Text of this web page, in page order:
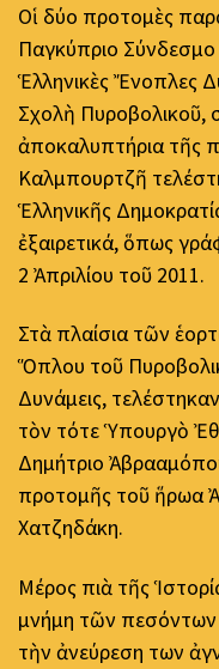
Οἱ δύο προτομὲς
Παγκύπριο
Ἑλληνικὲς Ἔνοπλες
Σχολὴ
ἀποκαλυπτήρια τῆς
Καλμπουρτζῆ
Ἑλληνικῆς
ἐξαιρετικά, ὅπως
2 Ἀπριλίου τοῦ 2011.
Στὰ πλαίσια τῶν
Ὅπλου τοῦ
Δυνάμεις,
τὸν τότε Ὑπουργὸ
Δημήτριο
προτομῆς τοῦ ἥρωα
Χατζηδάκη.
Μέρος πιὰ τῆς
μνήμη τῶν
τὴν ἀνεύρεση των